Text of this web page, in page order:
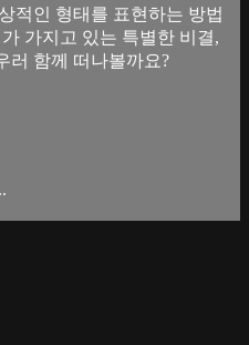
적인 형태를 표현하는 방법
가지고 있는 특별한 비결,
러 함께 떠나볼까요?